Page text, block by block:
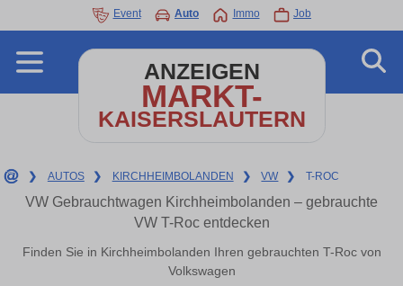
Event Auto Immo Job
ANZEIGEN
MARKT-
KAISERSLAUTERN
❯ AUTOS ❯ KIRCHHEIMBOLANDEN ❯ VW ❯ T-ROC
VW Gebrauchtwagen Kirchheimbolanden – gebrauchte
VW T-Roc entdecken
Finden Sie in Kirchheimbolanden Ihren gebrauchten T-Roc von
Volkswagen